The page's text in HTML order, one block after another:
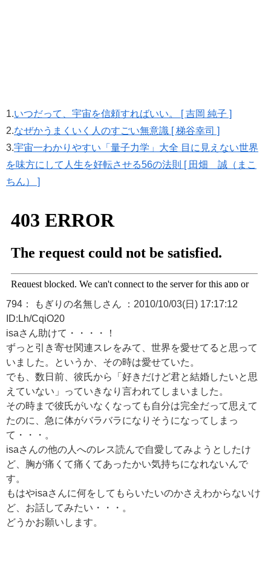
1.いつだって、宇宙を信頼すればいい。 [ 吉岡 純子 ]
2.なぜかうまくいく人のすごい無意識 [ 梯谷幸司 ]
3.宇宙一わかりやすい「量子力学」大全 目に見えない世界
を味方にして人生を好転させる56の法則 [ 田畑 誠（まこ
ちん） ]
794： もぎりの名無しさん ：2010/10/03(日) 17:17:12
ID:Lh/CqiO20
isaさん助けて・・・・！
ずっと引き寄せ関連スレをみて、世界を愛せてると思って
いました。というか、その時は愛せていた。
でも、数日前、彼氏から「好きだけど君と結婚したいと思
えていない」っていきなり言われてしまいました。
その時まで彼氏がいなくなっても自分は完全だって思えて
たのに、急に体がバラバラになりそうになってしまっ
て・・・。
isaさんの他の人へのレス読んで自愛してみようとしたけ
ど、胸が痛くて痛くてあったかい気持ちになれないんで
す。
もはやisaさんに何をしてもらいたいのかさえわからないけ
ど、お話してみたい・・・。
どうかお願いします。